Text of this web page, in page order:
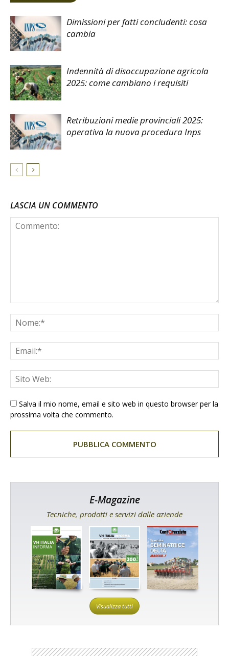
Dimissioni per fatti concludenti: cosa
cambia
Indennità di disoccupazione agricola
2025: come cambiano i requisiti
Retribuzioni medie provinciali 2025:
operativa la nuova procedura Inps
LASCIA UN COMMENTO
Salva il mio nome, email e sito web in questo browser per la
prossima volta che commento.
E-Magazine
Tecniche, prodotti e servizi dalle aziende
Visualizza tutti